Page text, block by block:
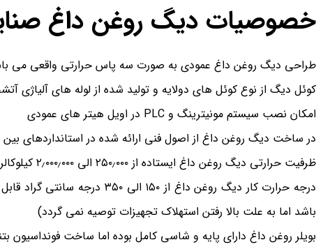
خصوصیات دیگ روغن داغ
طراحی دیگ روغن داغ عمودی به صورت سه پاس حرارتی واقعی می
کوئل دیگ از نوع کوئل های دولایه و تولید شده از لوله های آلیاژی
امکان نصب سیستم مونیترینگ و PLC در اویل هیتر های عمودی
در ساخت دیگ روغن داغ از اصول فنی ارائه شده در استانداردهای بین
ظرفیت حرارتی دیگ روغن داغ ایستاده از ۲۵۰٫۰۰۰ الی ۲٫۰۰۰٫۰۰۰ کیلوکالری در ساعت می باشد.
باشد اما به علت بالا رفتن استهلاک تجهیزات توصیه نمی گردد)
بویلر روغن داغ دارای پایه و شاسی کامل بوده اما ساخت فونداسیون